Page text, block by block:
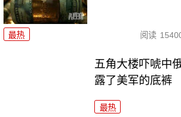
最热 阅读
五角大楼吓唬中
露了美军的底裤
最热